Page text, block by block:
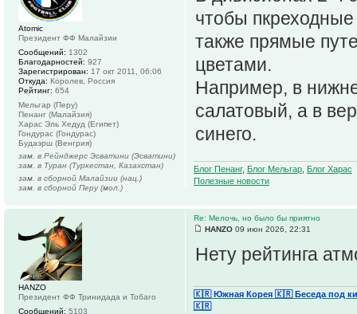
чтобы
также прямые
цветами.
Например, в
салатовый, а в
синего.
Блог Пенанг, Блог Мельгар Блог Харас
Полезные новости
Atomic
Президент ФФ Малайзии
Сообщений: 1302
Благодарностей: 927
Зарегистрирован: 17 окт 2011, 06:06
Откуда: Королев, Россия
Рейтинг: 654
Мельгар (Перу)
Пенанг (Малайзия)
Харас Эль Хедуд (Египет)
Гондурас (Гондурас)
Будаэрш (Венгрия)
зам. в Рейнджерс Эсватини (Эсватини)
зам. в Туран (Туркестан, Казахстан)
зам. в сборной Малайзии (нац.)
зам. в сборной Перу (мол.)
Re: Мелочь, но было бы приятно
HANZO 09 июн 2026, 22:31
Нету рейтинга
🇰🇷 Южная Корея 🇰🇷 Беседа под
🇰🇷
HANZO
Президент ФФ Тринидада и Тобаго
Сообщений: 5103